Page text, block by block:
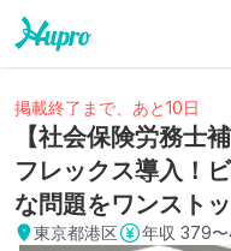
掲載終了まで、あと10日
【社会保険労務士
フレックス導入！
な問題をワンスト
東京都港区 年収 379